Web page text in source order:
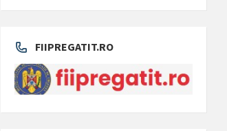
FIIPREGATIT.RO